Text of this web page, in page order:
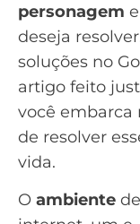
personagem
deseja
soluções no
artigo feito
você embarca
de resolver
vida.
O ambiente